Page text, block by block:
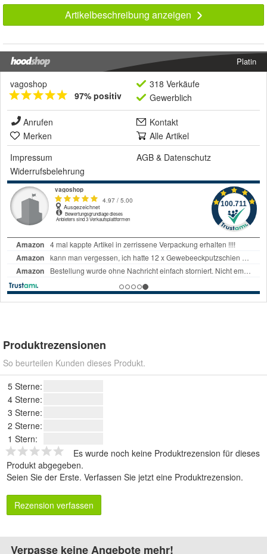
Artikelbeschreibung anzeigen
Platin
vagoshop
97% positiv
318 Verkäufe
Gewerblich
Anrufen
Kontakt
Merken
Alle Artikel
Impressum
AGB & Datenschutz
Widerrufsbelehrung
Produktrezensionen
So beurteilen Kunden dieses Produkt.
5 Sterne:
4 Sterne:
3 Sterne:
2 Sterne:
1 Stern:
Es wurde noch keine Produktrezension für dieses
Produkt abgegeben.
Seien Sie der Erste. Verfassen Sie jetzt eine Produktrezension.
Rezension verfassen
Verpasse keine Angebote mehr!